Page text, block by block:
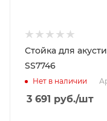
Стойка для
SS7746
Нет в наличии
3 691 руб./шт